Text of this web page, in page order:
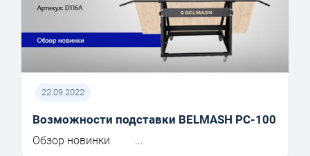
22.09.2022
Возможности подставки BELMASH PC-100
Обзор новинки ...